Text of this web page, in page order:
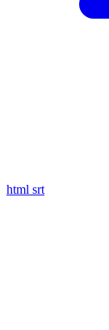
html srt